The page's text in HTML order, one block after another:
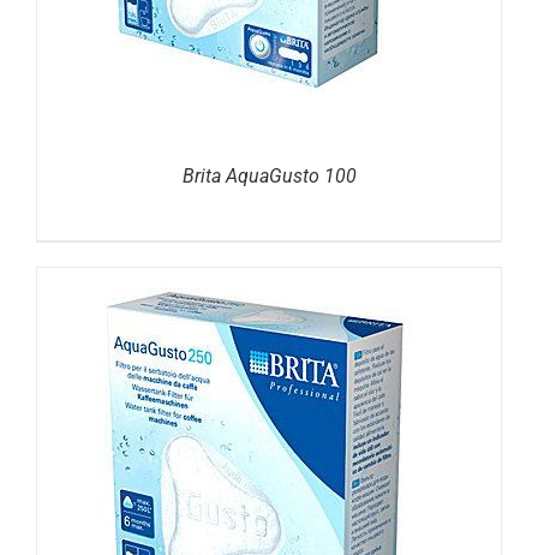
Brita AquaGusto 100
DETAILS